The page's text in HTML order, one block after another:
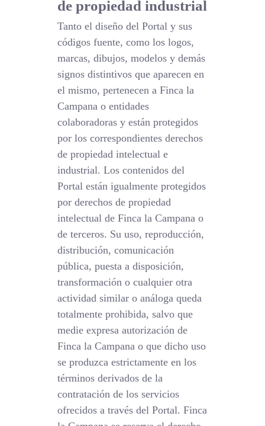
de propiedad industrial
Tanto el diseño del Portal y sus
códigos fuente, como los logos,
marcas, dibujos, modelos y demás
signos distintivos que aparecen en
el mismo, pertenecen a Finca la
Campana o entidades
colaboradoras y están protegidos
por los correspondientes derechos
de propiedad intelectual e
industrial. Los contenidos del
Portal están igualmente protegidos
por derechos de propiedad
intelectual de Finca la Campana o
de terceros. Su uso, reproducción,
distribución, comunicación
pública, puesta a disposición,
transformación o cualquier otra
actividad similar o análoga queda
totalmente prohibida, salvo que
medie expresa autorización de
Finca la Campana o que dicho uso
se produzca estrictamente en los
términos derivados de la
contratación de los servicios
ofrecidos a través del Portal. Finca